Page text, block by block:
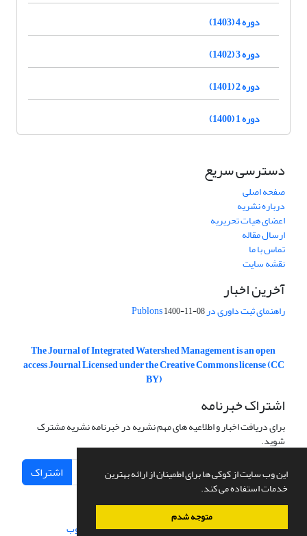
این وب سایت از کوکی ها برای اطمینان از ارائه بهترین
خدمات استفاده می کند.
متوجه شدم
دوره 4 (1403)
دوره 3 (1402)
دوره 2 (1401)
دوره 1 (1400)
دسترسی سریع
صفحه اصلی
درباره نشریه
اعضای هیات تحریریه
ارسال مقاله
تماس با ما
نقشه سایت
آخرین اخبار
راهنمای ثبت داوری در Publons1400-11-08
The Journal of Integrated Watershed Management is an open
access Journal Licensed under the Creative Commons license (CC
BY)
اشتراک خبرنامه
برای دریافت اخبار و اطلاعیه های مهم نشریه در خبرنامه نشریه مشترک
شوید.
اشتراک
سامانه مدیریت نشریات علمی.طراحی و پیاده سازی از سیناوب